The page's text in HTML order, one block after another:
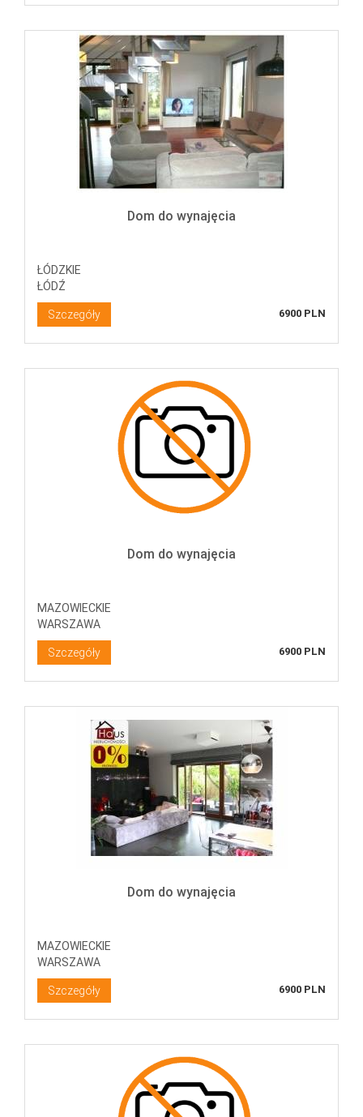
Dom do wynajęcia
ŁÓDZKIE
ŁÓDŹ
Szczegóły 6900 PLN
Dom do wynajęcia
MAZOWIECKIE
WARSZAWA
Szczegóły 6900 PLN
Dom do wynajęcia
MAZOWIECKIE
WARSZAWA
Szczegóły 6900 PLN